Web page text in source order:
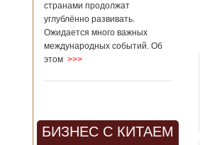
странами продолжат
углублённо развивать.
Ожидается много важных
международных событий. Об
этом >>>
БИЗНЕС С КИТАЕМ